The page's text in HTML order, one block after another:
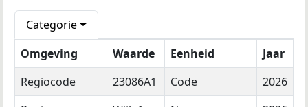
Categorie
Omgeving
Waarde Eenheid
Jaar
Regiocode
23086A1 Code
2026